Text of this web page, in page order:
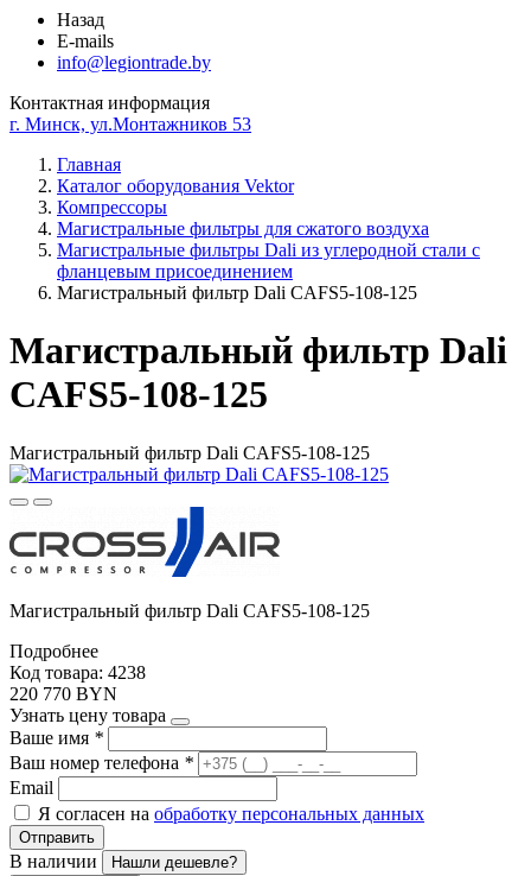
Назад
E-mails
info@legiontrade.by
Контактная информация
г. Минск, ул.Монтажников 53
Главная
Каталог оборудования Vektor
Компрессоры
Магистральные фильтры для сжатого воздуха
Магистральные фильтры Dali из углеродной стали с
фланцевым присоединением
Магистральный фильтр Dali CAFS5-108-125
Магистральный фильтр Dali
CAFS5-108-125
Магистральный фильтр Dali CAFS5-108-125
Магистральный фильтр Dali CAFS5-108-125
Подробнее
Код товара: 4238
220 770 BYN
Узнать цену товара
Ваше имя *
Ваш номер телефона *
Email
Я согласен на обработку персональных данных
Отправить
В наличии
Нашли дешевле?